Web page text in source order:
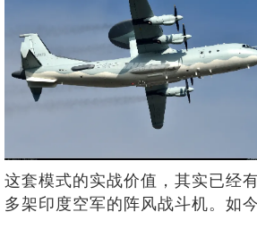
这套模式的实战价值，其实已经
多架印度空军的阵风战斗机。如